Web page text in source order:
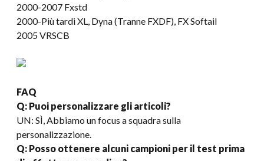
2000-2007 Fxstd
2000-Più tardi XL, Dyna (Tranne FXDF), FX Softail
2005 VRSCB
FAQ
Q: Puoi personalizzare gli articoli?
UN: SÌ, Abbiamo un focus a squadra sulla
personalizzazione.
Q: Posso ottenere alcuni campioni per il test prima